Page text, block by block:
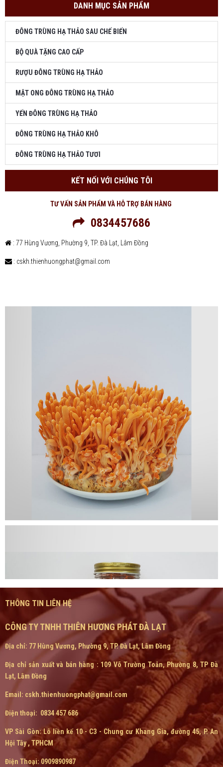
DANH MỤC SẢN PHẨM
ĐÔNG TRÙNG HẠ THẢO SAU CHẾ BIẾN
BỘ QUÀ TẶNG CAO CẤP
RƯỢU ĐÔNG TRÙNG HẠ THẢO
MẬT ONG ĐÔNG TRÙNG HẠ THẢO
YẾN ĐÔNG TRÙNG HẠ THẢO
ĐÔNG TRÙNG HẠ THẢO KHÔ
ĐÔNG TRÙNG HẠ THẢO TƯƠI
KẾT NỐI VỚI CHÚNG TÔI
TƯ VẤN SẢN PHẨM VÀ HỖ TRỢ BÁN HÀNG
0834457686
: 77 Hùng Vương, Phường 9, TP. Đà Lạt, Lâm Đồng
: cskh.thienhuongphat@gmail.com
THÔNG TIN LIÊN HỆ
CÔNG TY TNHH THIÊN HƯƠNG PHÁT ĐÀ LẠT
Địa chỉ: 77 Hùng Vương, Phường 9, TP. Đà Lạt, Lâm Đồng
Địa chỉ sản xuất và bán hàng : 109 Võ Trường Toản, Phường 8, TP Đà
Lạt, Lâm Đồng
Email: cskh.thienhuongphat@gmail.com
Điện thoại: 0834 457 686
VP Sài Gòn:Lô liền kế 10 - C3 - Chung cư Khang Gia, đường 45, P. An
Hội Tây , TPHCM
Điện Thoại: 0909890987